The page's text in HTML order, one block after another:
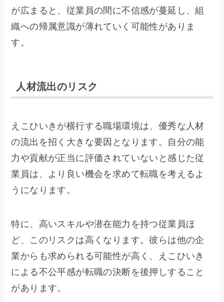
が広まると、従業員の間に不信感が蔓延し、組
織への帰属意識が薄れていく可能性がありま
す。
人材流出のリスク
えこひいきが横行する職場環境は、優秀な人材
の流出を招く大きな要因となります。自分の能
力や貢献が正当に評価されていないと感じた従
業員は、より良い機会を求めて転職を考えるよ
うになります。
特に、高いスキルや潜在能力を持つ従業員ほ
ど、このリスクは高くなります。彼らは他の企
業からも求められる可能性が高く、えこひいき
による不公平感が転職の決断を後押しすること
があります。